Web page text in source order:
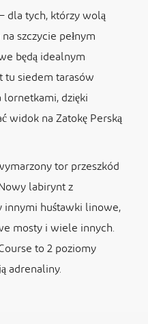
dla tych, którzy wolą
szczycie pełnym
będą idealnym
tu siedem tarasów
dzięki
widok na Zatokę Perską
tor przeszkód
labirynt z
innymi huśtawki linowe,
mosty i wiele innych.
to 2 poziomy
adrenaliny.